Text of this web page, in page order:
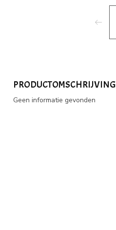
PRODUCTOMSCHRIJVING
Geen informatie gevonden